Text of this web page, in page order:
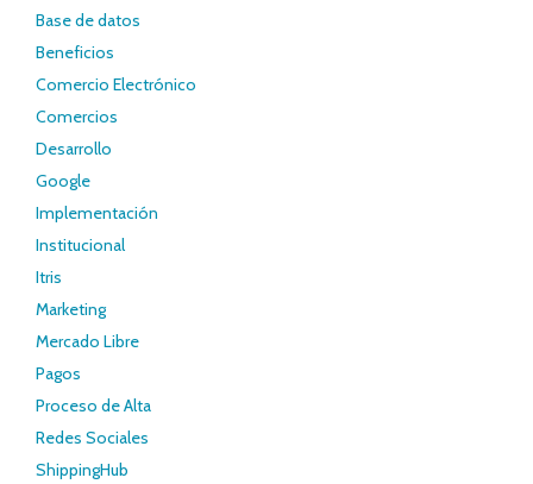
Base de datos
Beneficios
Comercio Electrónico
Comercios
Desarrollo
Google
Implementación
Institucional
Itris
Marketing
Mercado Libre
Pagos
Proceso de Alta
Redes Sociales
ShippingHub